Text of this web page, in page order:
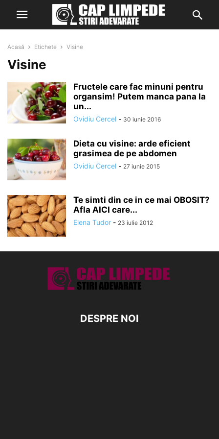
Acasă Etichete Visine
Visine
Fructele care fac minuni pentru
organsim! Putem manca pana la
un...
Ovidiu Cercel - 30 iunie 2016
Dieta cu visine: arde eficient
grasimea de pe abdomen
Ovidiu Cercel - 27 iunie 2015
Te simti din ce in ce mai OBOSIT?
Afla AICI care...
Elena Tudor - 23 iulie 2012
DESPRE NOI